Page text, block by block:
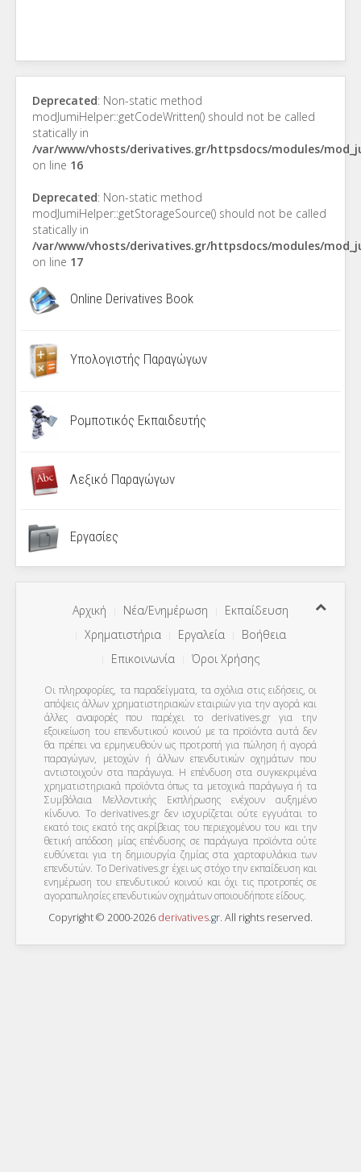
Deprecated: Non-static method
modJumiHelper::getCodeWritten() should not be called
statically in
/var/www/vhosts/derivatives.gr/httpsdocs/modules/
on line 16
Deprecated: Non-static method
modJumiHelper::getStorageSource() should not be called
statically in
/var/www/vhosts/derivatives.gr/httpsdocs/modules/
on line 17
Online Derivatives Book
Υπολογιστής Παραγώγων
Ρομποτικός Εκπαιδευτής
Λεξικό Παραγώγων
Εργασίες
Αρχική Νέα/Ενημέρωση
Εκπαίδευση
Χρηματιστήρια
Εργαλεία
Βοήθεια
Επικοινωνία
Όροι Χρήσης
Οι πληροφορίες, τα παραδείγματα, τα σχόλια στις ειδήσεις, οι
απόψεις άλλων χρηματιστηριακών εταιριών για την αγορά και
άλλες αναφορές που παρέχει το derivatives.gr για την
εξοικείωση του επενδυτικού κοινού με τα προϊόντα αυτά δεν
θα πρέπει να ερμηνευθούν ως προτροπή για πώληση ή αγορά
παραγώγων, μετοχών ή άλλων επενδυτικών οχημάτων που
αντιστοιχούν στα παράγωγα. Η επένδυση στα συγκεκριμένα
χρηματιστηριακά προϊόντα όπως τα μετοχικά παράγωγα ή τα
Συμβόλαια Μελλοντικής Εκπλήρωσης ενέχουν αυξημένο
κίνδυνο. Το derivatives.gr δεν ισχυρίζεται ούτε εγγυάται το
εκατό τοις εκατό της ακρίβειας του περιεχομένου του και την
θετική απόδοση μίας επένδυσης σε παράγωγα προϊόντα ούτε
ευθύνεται για τη δημιουργία ζημίας στα χαρτοφυλάκια των
επενδυτών. To Derivatives.gr έχει ως στόχο την εκπαίδευση και
ενημέρωση του επενδυτικού κοινού και όχι τις προτροπές σε
αγοραπωλησίες επενδυτικών οχημάτων οποιουδήποτε είδους.
Copyright © 2000-2026 derivatives.gr. All rights reserved.